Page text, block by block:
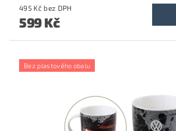
495 Kč bez DPH
599 Kč
Bez plastového obalu